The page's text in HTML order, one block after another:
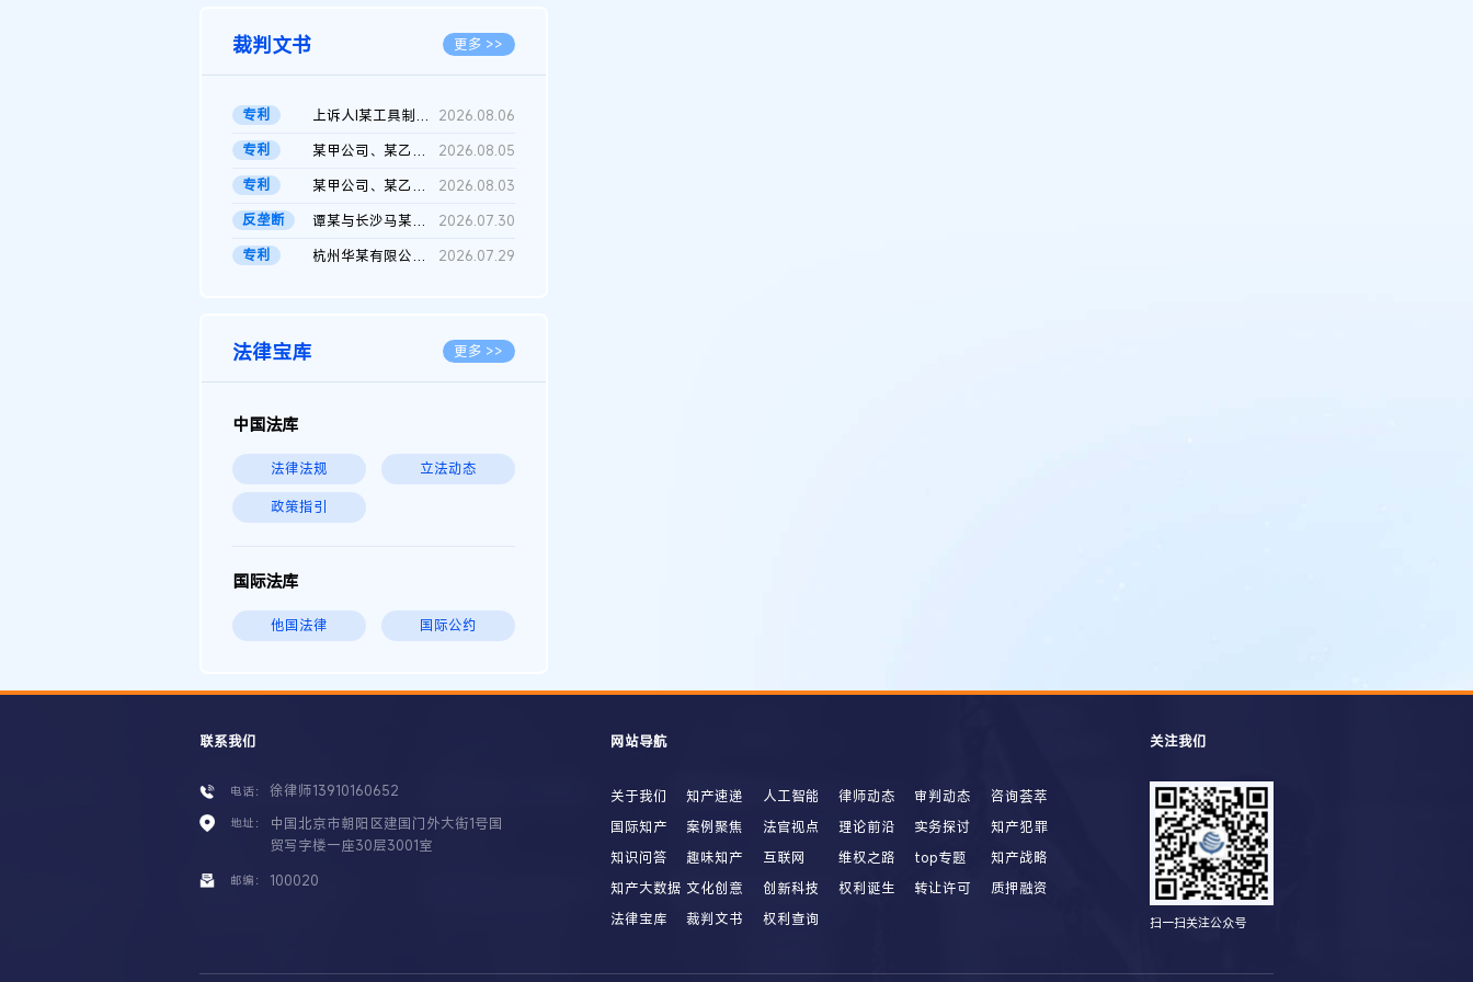
裁判文书 更多 >>
专利 上诉人I某工具制品有限公司与被上诉人程某及一审被告中华人民共和...
2026.08.06
专利
某甲公司、某乙公司、某丙公司申请诉前行为保全复议裁定书
2026.08.05
专利
某甲公司、某乙公司、官某与某丙公司专利申请权权属纠纷 二审判决...
2026.08.03
反垄断
谭某与长沙马某堆农产品股份有限公司滥用市场支配地位纠纷二审裁...
2026.07.30
专利
杭州华某有限公司与菲某有限公司侵害发明专利权纠纷 2026.07.29
法律宝库 更多 >>
中国法库
法律法规 立法动态
政策指引
国际法库
他国法律 国际公约
联系我们
电话： 徐律师13910160652
地址：
中国北京市朝阳区建国门外大街1号国
贸写字楼一座30层3001室
邮编： 100020
网站导航
关于我们 知产速递 人工智能 律师动态 审判动态
咨询荟萃
国际知产
案例聚焦 法官视点 理论前沿 实务探讨
知产犯罪
知识问答
趣味知产 互联网 维权之路 top专题
知产战略
知产大数据 文化创意 创新科技 权利诞生 转让许可
质押融资
法律宝库
裁判文书 权利查询
关注我们
扫一扫关注公众号